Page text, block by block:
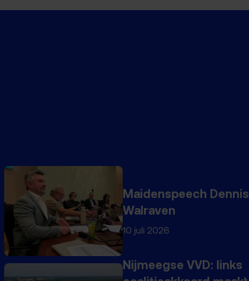
Maidenspeech Dennis
Walraven
10 juli 2026
Nijmeegse VVD: links